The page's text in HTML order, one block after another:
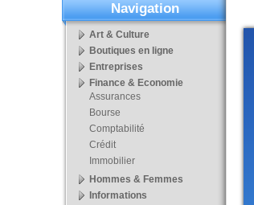
Navigation
Art & Culture
Boutiques en ligne
Entreprises
Finance & Economie
Assurances
Bourse
Comptabilité
Crédit
Immobilier
Hommes & Femmes
Informations